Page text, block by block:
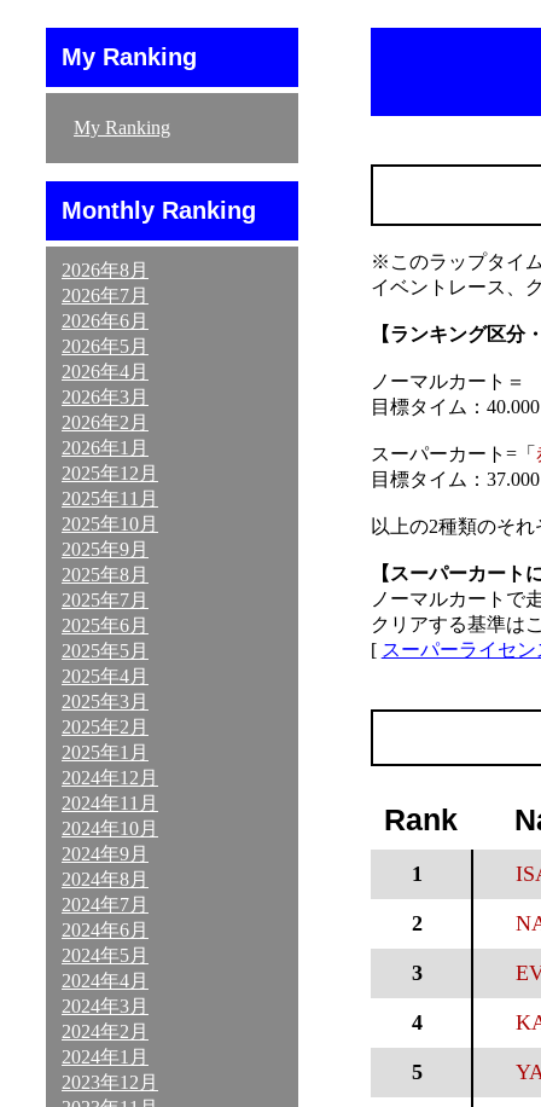
My Ranking
My Ranking
Monthly Ranking
2026年8月
2026年7月
2026年6月
2026年5月
2026年4月
2026年3月
2026年2月
2026年1月
2025年12月
2025年11月
2025年10月
2025年9月
2025年8月
2025年7月
2025年6月
2025年5月
2025年4月
2025年3月
2025年2月
2025年1月
2024年12月
2024年11月
2024年10月
2024年9月
2024年8月
2024年7月
2024年6月
2024年5月
2024年4月
2024年3月
2024年2月
2024年1月
2023年12月
※このラップタイ
イベントレース、
【ランキング区分
ノーマルカート＝
目標タイム：
スーパーカート=「
目標タイム：
以上の2種類のそ
【スーパーカート
ノーマルカートで
クリアする基準は
[ スーパーライセ
Rank
1
2
3
4
5